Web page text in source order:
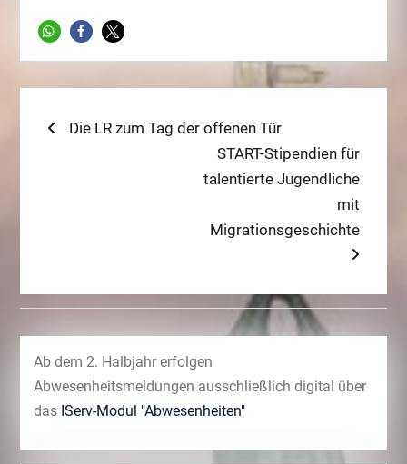
Beitragsnavigation
Previous
Die LR zum Tag der offenen Tür
Next
post:
START-Stipendien für
talentierte Jugendliche
mit
Migrationsgeschichte
Ab dem 2. Halbjahr erfolgen
Abwesenheitsmeldungen ausschließlich digital über
das IServ-Modul "Abwesenheiten"